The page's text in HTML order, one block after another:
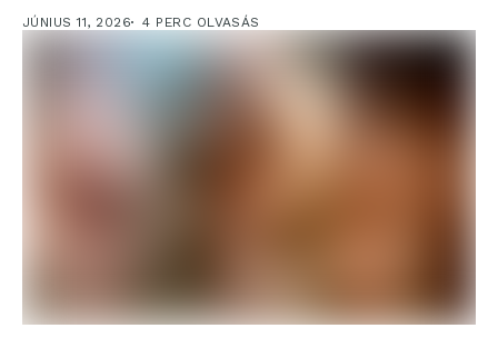
JÚNIUS 11, 2026 4 PERC OLVASÁS